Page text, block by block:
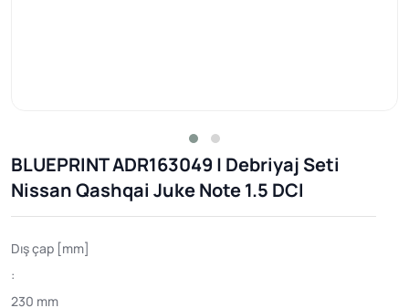
BLUEPRINT ADR163049 | Debriyaj Seti
Nissan Qashqai Juke Note 1.5 DCI
Dış çap [mm]
:
230 mm